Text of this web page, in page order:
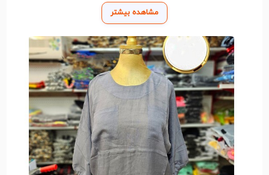
قابلیت ست شدن با انواع لباس‌ها و مناسب بودن برای
فصول مختلف اشاره کرد. چه در محیط کار باشید، چه در
یک مهمانی دوستانه یا حتی در سفر، شومیز انتخابی
هوشمندانه برای داشتن استایلی آراسته و در عین حال
راحت است.
مشاهده بیشتر